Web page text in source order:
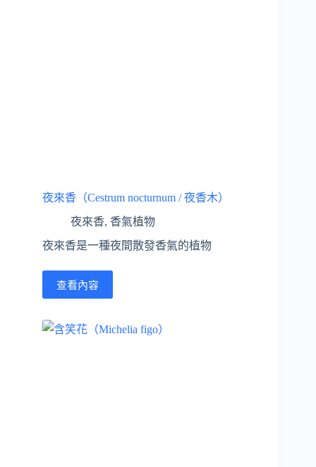
夜來香（Cestrum nocturnum / 夜香木）
夜來香, 香氣植物
夜來香是一種夜間散發香氣的植物
查看內容